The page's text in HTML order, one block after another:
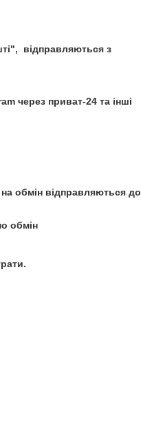
відправляються з
через приват-24 та інші
на обмін відправляються до
обмін